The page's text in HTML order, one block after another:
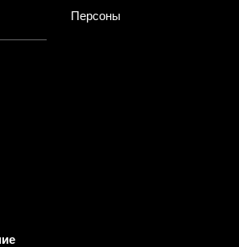
Персоны